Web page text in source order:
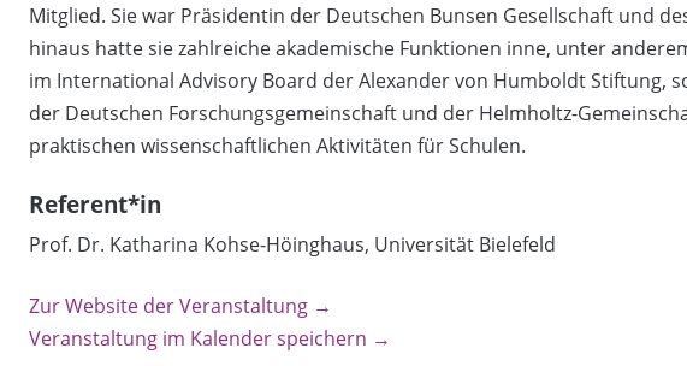
Mitglied. Sie war Präsidentin der Deutschen Bunsen Gesellschaft und
hinaus hatte sie zahlreiche akademische Funktionen inne, unter
im International Advisory Board der Alexander von Humboldt Stiftung,
der Deutschen Forschungsgemeinschaft und der Helmholtz-
praktischen wissenschaftlichen Aktivitäten für Schulen.
Referent*in
Prof. Dr. Katharina Kohse-Höinghaus, Universität Bielefeld
Zur Website der Veranstaltung →
Veranstaltung im Kalender speichern →